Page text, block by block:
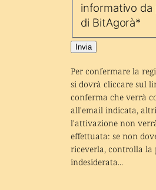
informativo da
di BitAgorà*
Invia
Per confermare la
si dovrà cliccare sul
conferma che verrà
all'email indicata,
l'attivazione non
effettuata: se non
riceverla, controlla la
indesiderata...